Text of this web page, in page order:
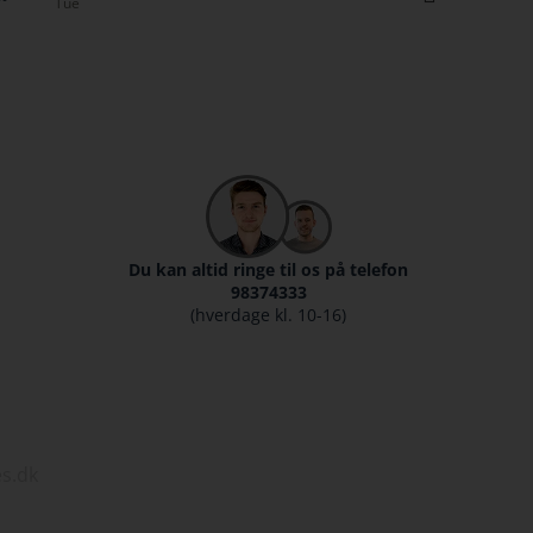
Du kan altid ringe til os på telefon
98374333
(hverdage kl. 10-16)